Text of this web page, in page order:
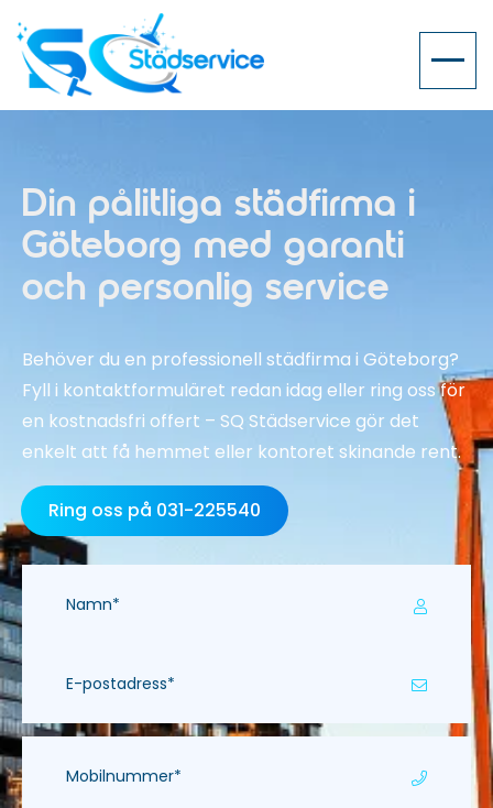
Din pålitliga städfirma i
Göteborg med garanti
och personlig service
Behöver du en professionell städfirma i Göteborg?
Fyll i kontaktformuläret redan idag eller ring oss för
en kostnadsfri offert – SQ Städservice gör det
enkelt att få hemmet eller kontoret skinande rent.
Ring oss på 031-225540